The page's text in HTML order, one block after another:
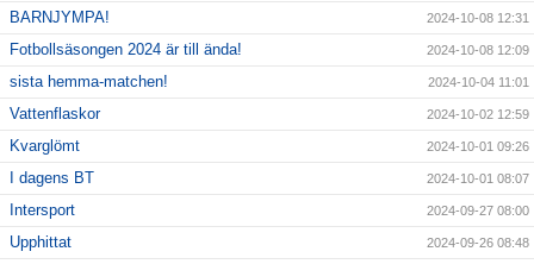
BARNJYMPA! 2024-10-08 12:31
Fotbollsäsongen 2024 är till ända! 2024-10-08 12:09
sista hemma-matchen! 2024-10-04 11:01
Vattenflaskor 2024-10-02 12:59
Kvarglömt 2024-10-01 09:26
I dagens BT 2024-10-01 08:07
Intersport 2024-09-27 08:00
Upphittat 2024-09-26 08:48